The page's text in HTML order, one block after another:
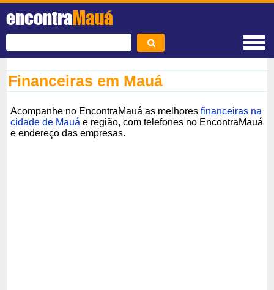
encontraMauá
Financeiras em Mauá
Acompanhe no EncontraMauá as melhoresfinanceiras na
cidade de Mauá e região, com telefones no EncontraMauá
e endereço das empresas.